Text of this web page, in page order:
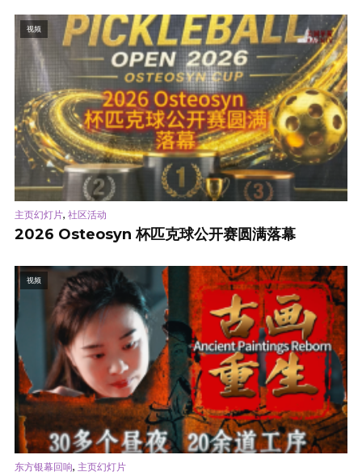
视频
主页幻灯片, 社区活动
2026 Osteosyn 杯匹克球公开赛圆满落幕
视频
东方银幕回响, 主页幻灯片